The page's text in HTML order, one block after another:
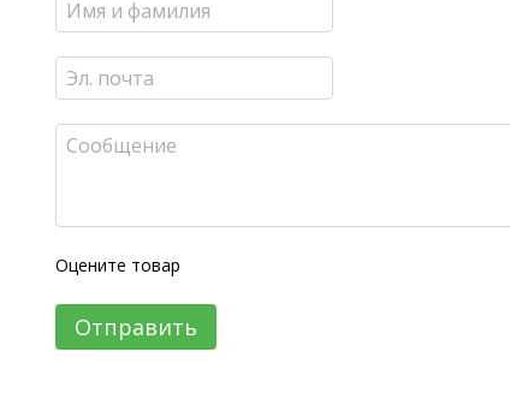
Оцените товар
Отправить